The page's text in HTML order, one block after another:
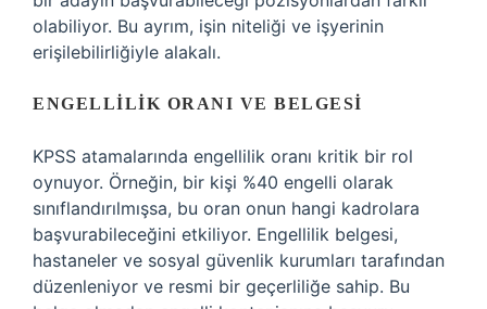
olabiliyor. Bu ayrım, işin niteliği ve işyerinin
erişilebilirliğiyle alakalı.
ENGELLILIK ORANI VE BELGESI
KPSS atamalarında engellilik oranı kritik bir rol
oynuyor. Örneğin, bir kişi %40 engelli olarak
sınıflandırılmışsa, bu oran onun hangi kadrolara
başvurabileceğini etkiliyor. Engellilik belgesi,
hastaneler ve sosyal güvenlik kurumları tarafından
düzenleniyor ve resmi bir geçerliliğe sahip. Bu